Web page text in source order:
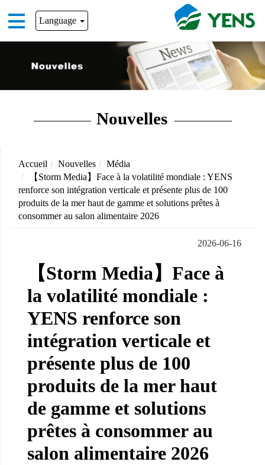
Language
Nouvelles
Accueil Nouvelles
Média
【Storm Media】Face à la volatilité mondiale : YENS
renforce son intégration verticale et présente plus de 100
produits de la mer haut de gamme et solutions prêtes à
consommer au salon alimentaire 2026
2026-06-16
【Storm Media】Face à
la volatilité mondiale :
YENS renforce son
intégration verticale et
présente plus de 100
produits de la mer haut
de gamme et solutions
prêtes à consommer au
salon alimentaire 2026